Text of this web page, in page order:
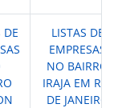
DE
LISTAS DE
EMPRESAS
NO BAIRRO
IRAJA EM RIO
DE JANEIRO